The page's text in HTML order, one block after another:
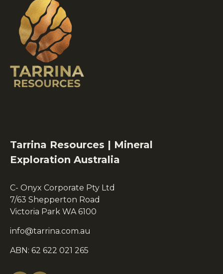
Tarrina Resources | Mineral
Exploration Australia
C- Onyx Corporate Pty Ltd
7/63 Shepperton Road
Victoria Park WA 6100
info@tarrina.com.au
ABN: 62 622 021 265